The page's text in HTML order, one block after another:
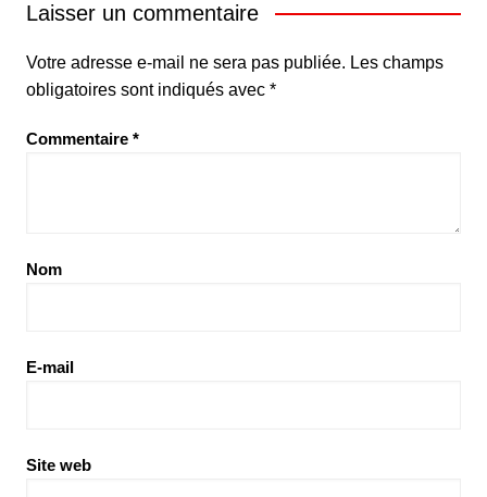
Laisser un commentaire
Votre adresse e-mail ne sera pas publiée. Les champs
obligatoires sont indiqués avec *
Commentaire *
Nom
E-mail
Site web